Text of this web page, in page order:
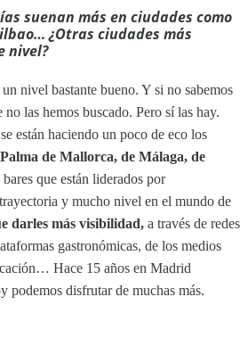
suenan más en ciudades como
¿Otras ciudades más
nivel?
nivel bastante bueno. Y si no sabemos
las hemos buscado. Pero sí las hay.
están haciendo un poco de eco los
de Mallorca, de Málaga, de
que están liderados por
y mucho nivel en el mundo de
darles más visibilidad, a través de redes
gastronómicas, de los medios
Hace 15 años en Madrid
podemos disfrutar de muchas más.